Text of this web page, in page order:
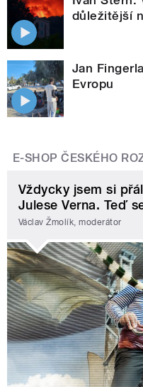
důležitější
Jan
Evropu
E-SHOP ČESKÉHO
Vždycky jsem si
Julese Verna. Teď
Václav Žmolík, moderátor